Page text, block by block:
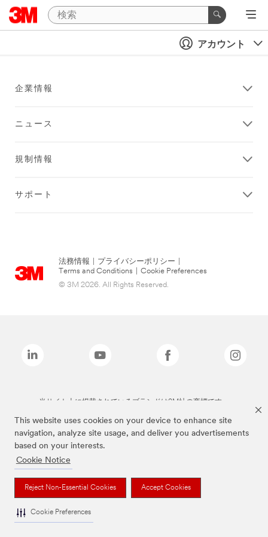
This website uses cookies on your device to enhance site
navigation, analyze site usage, and deliver you advertisements
based on your interests.
Cookie Notice
Reject Non-Essential Cookies Accept Cookies
Cookie Preferences
アカウント
企業情報
ニュース
規制情報
サポート
法務情報 プライバシーポリシー
Terms and Conditions
Cookie Preferences
© 3M 2026. All Rights Reserved.
当サイト上に掲載されているブランドは3M社の商標です。